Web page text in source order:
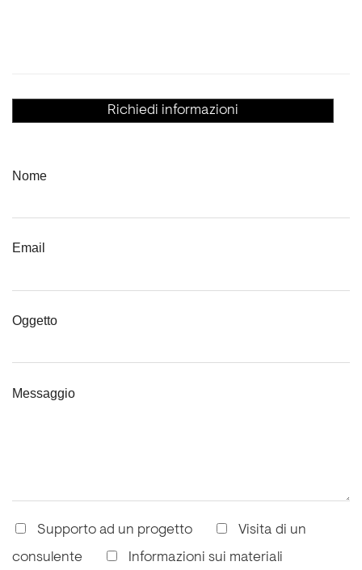
Richiedi informazioni
Nome
Email
Oggetto
Messaggio
Supporto ad un progetto
Visita di un
consulente
Informazioni sui materiali